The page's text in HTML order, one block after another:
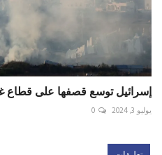
إسرائيل توسع قصفها على قطاع
يوليو 3, 2024 0